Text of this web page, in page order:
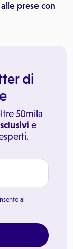
prese con
di
50mila
e
al